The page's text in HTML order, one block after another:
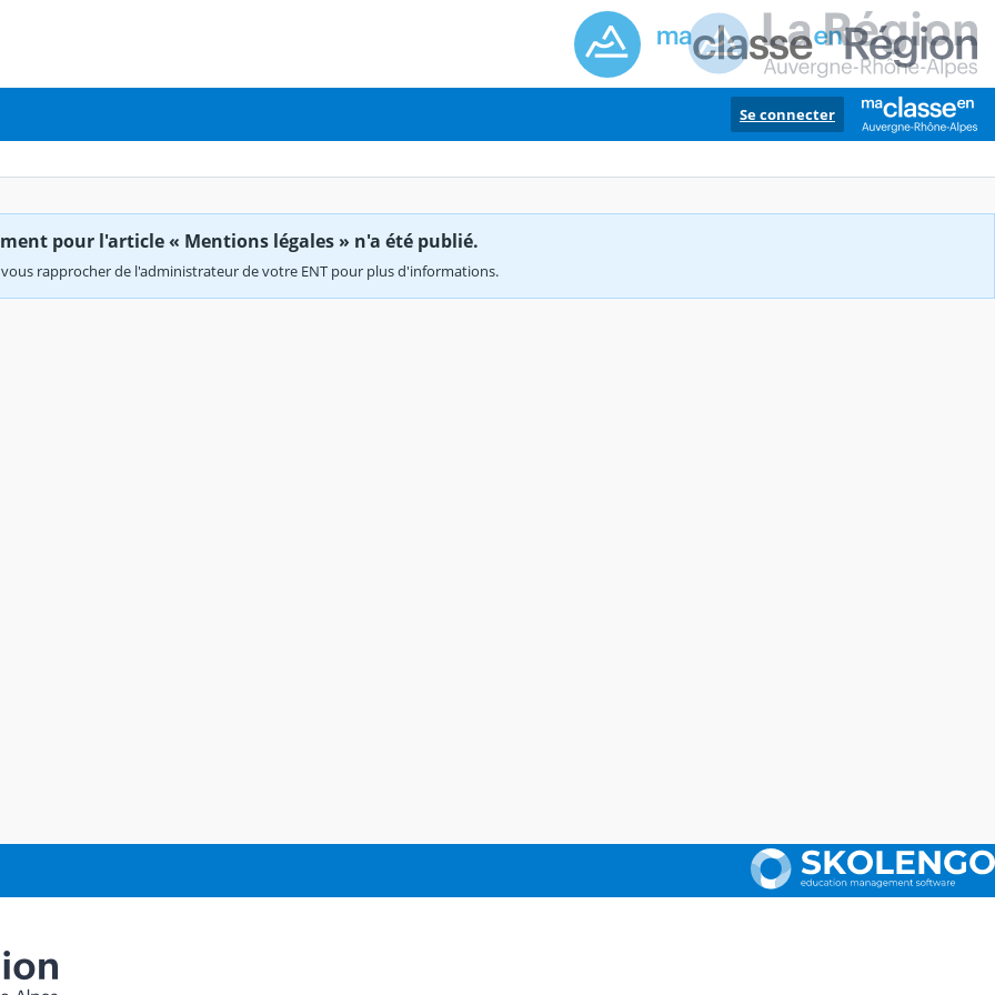
Se connecter
pour l'article « Mentions légales » n'a été publié.
rapprocher de l'administrateur de votre ENT pour plus d'informations.